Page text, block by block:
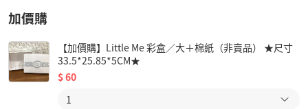
加價購
【加價購】Little Me 彩盒／大＋棉紙（非賣品） ★尺寸
33.5*25.85*5CM★
$60